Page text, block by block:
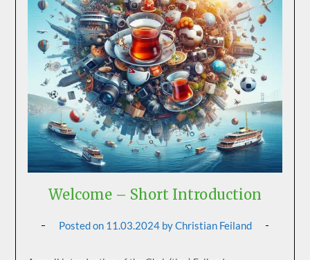
Welcome – Short Introduction
Posted on 11.03.2024byChristian Feiland